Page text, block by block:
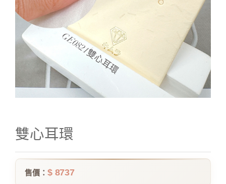
雙心耳環
售價： $ 8737